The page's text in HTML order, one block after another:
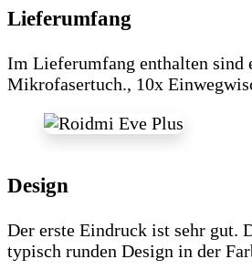
Lieferumfang
Im Lieferumfang enthalten sind
Mikrofasertuch., 10x
Design
Der erste Eindruck ist sehr gut.
typisch runden Design in der